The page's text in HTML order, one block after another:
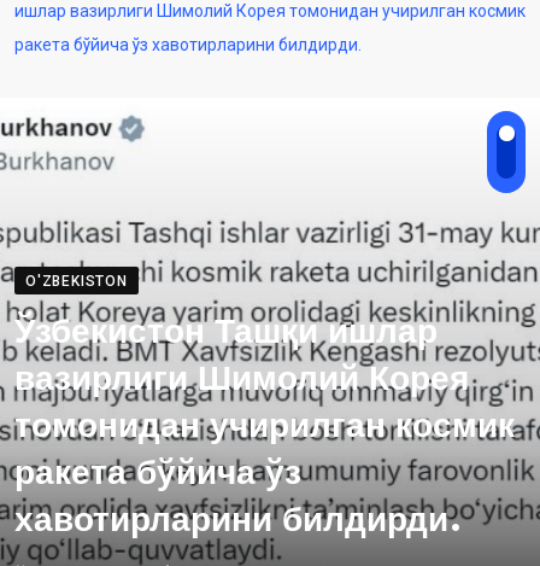
ишлар вазирлиги Шимолий Корея томонидан учирилган космик
ракета бўйича ўз хавотирларини билдирди.
O'ZBEKISTON
Ўзбекистон Ташқи ишлар
вазирлиги Шимолий Корея
томонидан учирилган космик
ракета бўйича ўз
хавотирларини билдирди.